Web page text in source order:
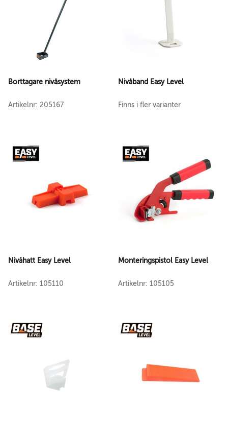
Borttagare nivåsystem
Artikelnr: 205167
Nivåband Easy Level
Finns i fler varianter
Nivåhatt Easy Level
Artikelnr: 105110
Monteringspistol Easy Level
Artikelnr: 105105